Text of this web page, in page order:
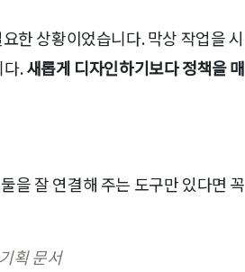
한 상황이었습니다. 막상 작업을 시
다.새롭게 디자인하기보다 정책을 매
을 잘 연결해 주는 도구만 있다면 꼭
획 문서